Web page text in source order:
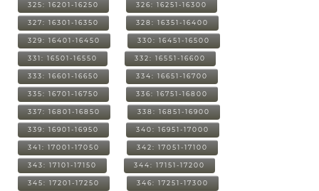
325: 16201-16250 326: 16251-16300
327: 16301-16350 328: 16351-16400
329: 16401-16450 330: 16451-16500
331: 16501-16550 332: 16551-16600
333: 16601-16650 334: 16651-16700
335: 16701-16750 336: 16751-16800
337: 16801-16850 338: 16851-16900
339: 16901-16950 340: 16951-17000
341: 17001-17050 342: 17051-17100
343: 17101-17150 344: 17151-17200
345: 17201-17250 346: 17251-17300